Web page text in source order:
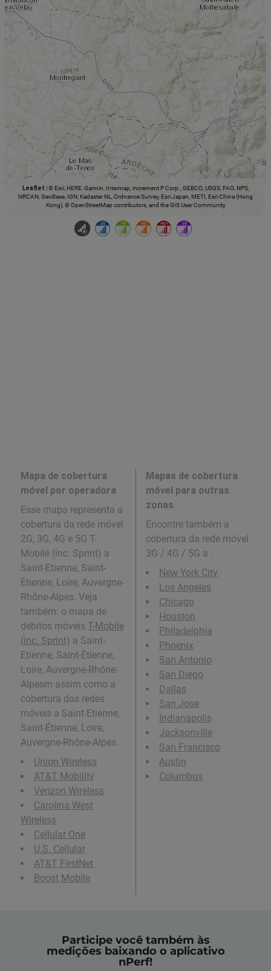
Leaflet
© Esri, HERE, Garmin, Intermap, increment P Corp., GEBCO, USGS, FAO, NPS,
NRCAN, GeoBase, IGN, Kadaster NL, Ordnance Survey, Esri Japan, METI, Esri China (Hong
Kong), © OpenStreetMap contributors, and the GIS User Community
Mapa de cobertura
móvel por operadora
Esse mapa representa a
cobertura da rede móvel
2G, 3G, 4G e 5G T-
Mobile (inc. Sprint) a
Saint-Etienne, Saint-
Étienne, Loire, Auvergne-
Rhône-Alpes. Veja
também: o mapa de
débitos móveis T-Mobile
(inc. Sprint) a Saint-
Etienne, Saint-Étienne,
Loire, Auvergne-Rhône-
Alpesm assim como a
cobertura das redes
móveis a Saint-Etienne,
Saint-Étienne, Loire,
Auvergne-Rhône-Alpes.
Union Wireless
AT&T Mobility
Verizon Wireless
Carolina West
Wireless
Cellular One
U.S. Cellular
AT&T FirstNet
Boost Mobile
Mapas de cobertura
móvel para outras
zonas
Encontre também a
cobertura da rede móvel
3G / 4G / 5G a :
New York City
Los Angeles
Chicago
Houston
Philadelphia
Phoenix
San Antonio
San Diego
Dallas
San Jose
Indianapolis
Jacksonville
San Francisco
Austin
Columbus
Participe você também às
medições baixando o aplicativo
nPerf!